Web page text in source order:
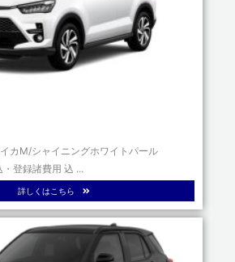
カM/シャイニングホワイトパール
登録諸費用 込 ...
詳しくはこちら